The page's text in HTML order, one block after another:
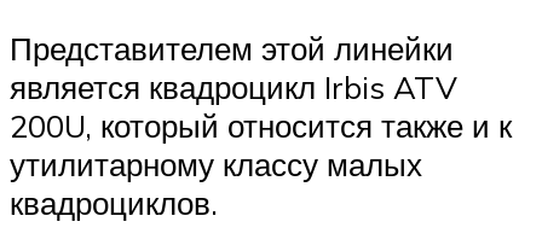
Представителем этой линейки
является квадроцикл Irbis ATV
200U, который относится также и к
утилитарному классу малых
квадроциклов.